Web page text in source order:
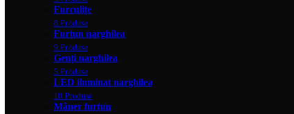
Furculițe
8 Produse
Furtun narghilea
9 Produse
Genți narghilea
5 Produse
LED iluminat narghilea
10 Produse
Mâner furtun